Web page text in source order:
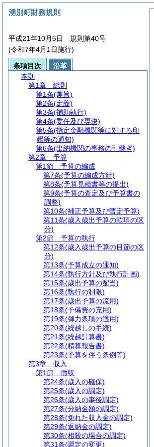
湧別町財務規則
平成21年10月5日 規則第40号
(令和7年4月1日施行)
条項目次
沿革
本則
第1章
総則
第1条(趣旨)
第2条(定義)
第3条(補助執行)
第4条(委任及び専決)
第5条(指定金融機関等に対する印
鑑等の通知)
第6条(出納機関の事務の引継ぎ)
第2章
予算
第1節
予算の編成
第7条(予算の編成方針)
第8条(予算見積書等の提出)
第9条(予算の査定及び予算書の
調整)
第10条(補正予算及び暫定予算)
第11条(歳入歳出予算の款項の区
分)
第2節
予算の執行
第12条(歳入歳出予算の目節の区
分)
第13条(予算成立の通知)
第14条(執行方針及び執行計画)
第15条(歳出予算の配当)
第16条(執行の制限)
第17条(歳出予算の流用)
第18条(予備費の充用)
第19条(弾力条項の適用)
第20条(繰越しの手続)
第21条(繰越計算書)
第22条(精算報告書)
第23条(予算を伴う条例等)
第3章
収入
第1節
徴収
第24条(歳入の確保)
第25条(歳入の調定)
第26条(歳入の事後調定)
第27条(分納金額の調定)
第28条(免れた収入金の調定)
第29条(返納金の調定)
第30条(相殺の場合の調定)
第31条(調定の変更)